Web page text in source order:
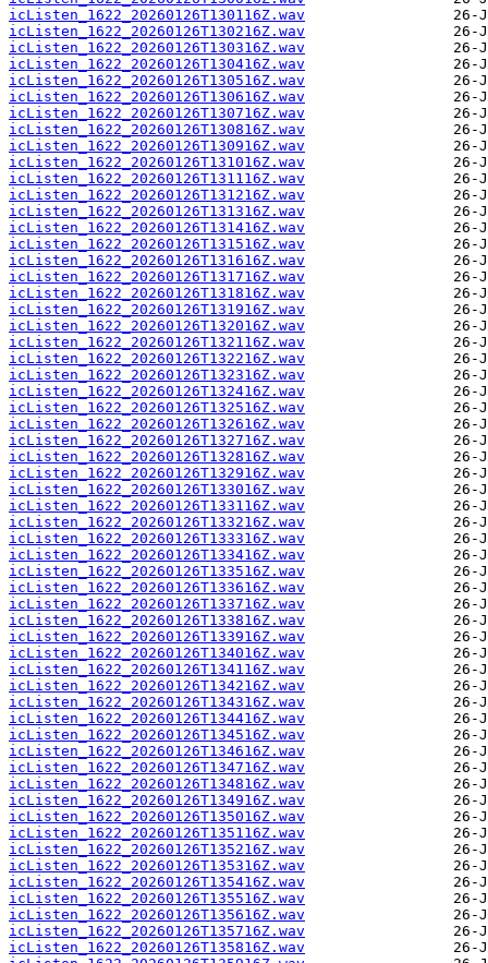
icListen_1622_20260126T130116Z.wav
icListen_1622_20260126T130216Z.wav
icListen_1622_20260126T130316Z.wav
icListen_1622_20260126T130416Z.wav
icListen_1622_20260126T130516Z.wav
icListen_1622_20260126T130616Z.wav
icListen_1622_20260126T130716Z.wav
icListen_1622_20260126T130816Z.wav
icListen_1622_20260126T130916Z.wav
icListen_1622_20260126T131016Z.wav
icListen_1622_20260126T131116Z.wav
icListen_1622_20260126T131216Z.wav
icListen_1622_20260126T131316Z.wav
icListen_1622_20260126T131416Z.wav
icListen_1622_20260126T131516Z.wav
icListen_1622_20260126T131616Z.wav
icListen_1622_20260126T131716Z.wav
icListen_1622_20260126T131816Z.wav
icListen_1622_20260126T131916Z.wav
icListen_1622_20260126T132016Z.wav
icListen_1622_20260126T132116Z.wav
icListen_1622_20260126T132216Z.wav
icListen_1622_20260126T132316Z.wav
icListen_1622_20260126T132416Z.wav
icListen_1622_20260126T132516Z.wav
icListen_1622_20260126T132616Z.wav
icListen_1622_20260126T132716Z.wav
icListen_1622_20260126T132816Z.wav
icListen_1622_20260126T132916Z.wav
icListen_1622_20260126T133016Z.wav
icListen_1622_20260126T133116Z.wav
icListen_1622_20260126T133216Z.wav
icListen_1622_20260126T133316Z.wav
icListen_1622_20260126T133416Z.wav
icListen_1622_20260126T133516Z.wav
icListen_1622_20260126T133616Z.wav
icListen_1622_20260126T133716Z.wav
icListen_1622_20260126T133816Z.wav
icListen_1622_20260126T133916Z.wav
icListen_1622_20260126T134016Z.wav
icListen_1622_20260126T134116Z.wav
icListen_1622_20260126T134216Z.wav
icListen_1622_20260126T134316Z.wav
icListen_1622_20260126T134416Z.wav
icListen_1622_20260126T134516Z.wav
icListen_1622_20260126T134616Z.wav
icListen_1622_20260126T134716Z.wav
icListen_1622_20260126T134816Z.wav
icListen_1622_20260126T134916Z.wav
icListen_1622_20260126T135016Z.wav
icListen_1622_20260126T135116Z.wav
icListen_1622_20260126T135216Z.wav
icListen_1622_20260126T135316Z.wav
icListen_1622_20260126T135416Z.wav
icListen_1622_20260126T135516Z.wav
icListen_1622_20260126T135616Z.wav
icListen_1622_20260126T135716Z.wav
icListen_1622_20260126T135816Z.wav